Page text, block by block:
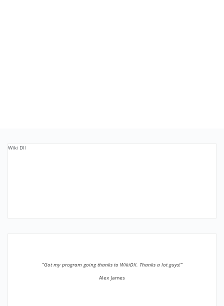
Wiki Dll
”Got my program going thanks to WikiDll. Thanks a lot guys!”
Alex James